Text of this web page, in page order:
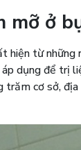
mỡ ở
hiện từ
dụng để trị
trăm cơ sở,